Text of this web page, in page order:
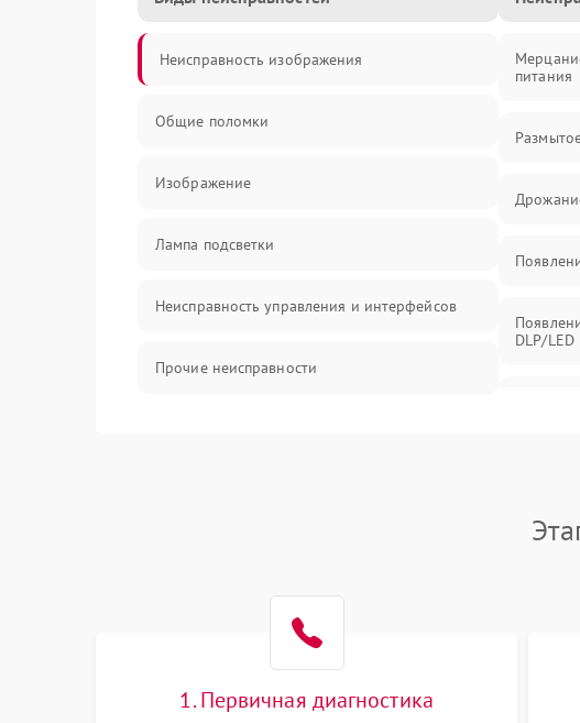
Неисправность изображения
Общие поломки
Изображение
Лампа подсветки
Неисправность управления и интерфейсов
Прочие неисправности
питания
DLP/
1. Первичная диагностика